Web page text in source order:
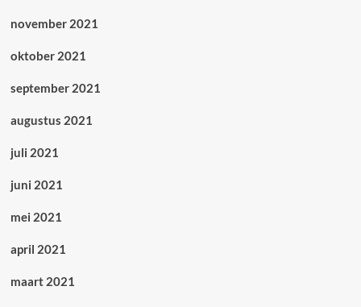
november 2021
oktober 2021
september 2021
augustus 2021
juli 2021
juni 2021
mei 2021
april 2021
maart 2021